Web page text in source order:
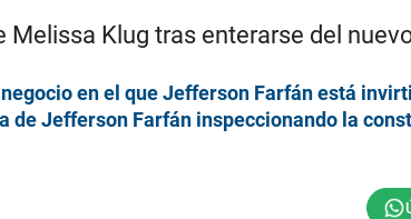
Melissa Klug tras enterarse del
en el que Jefferson Farfán está
de Jefferson Farfán inspeccionando la